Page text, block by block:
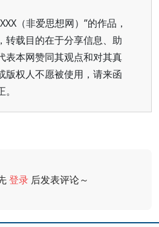
（非爱思想网）”的作品，
转载目的在于分享信息、助
表本网赞同其观点和对其真
版权人不愿被使用，请来函
登录 后发表评论～